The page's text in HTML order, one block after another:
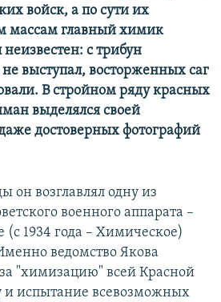
войск, а по сути их
массам главный химик
с трибун
выступал, восторженных саг
В стройном ряду красных
выделялся своей
достоверных фотографий
он возглавлял одну из
военного аппарата –
1934 года – Химическое)
ведомство Якова
"химизацию" всей Красной
и испытание всевозможных